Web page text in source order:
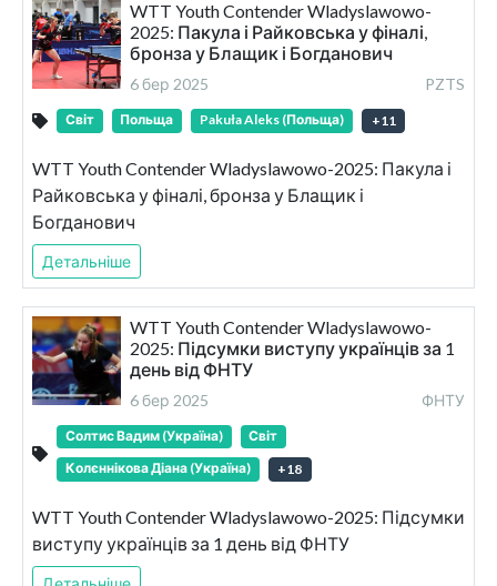
WTT Youth Contender Wladyslawowo-
2025: Пакула і Райковська у фіналі,
бронза у Блащик і Богданович
6 бер 2025 PZTS
Світ Польща Pakuła Aleks (Польща) +11
WTT Youth Contender Wladyslawowo-2025: Пакула і
Райковська у фіналі, бронза у Блащик і
Богданович
Детальніше
WTT Youth Contender Wladyslawowo-
2025: Підсумки виступу українців за 1
день від ФНТУ
6 бер 2025 ФНТУ
Солтис Вадим (Україна)
Світ
Колєннікова Діана (Україна)
+18
WTT Youth Contender Wladyslawowo-2025: Підсумки
виступу українців за 1 день від ФНТУ